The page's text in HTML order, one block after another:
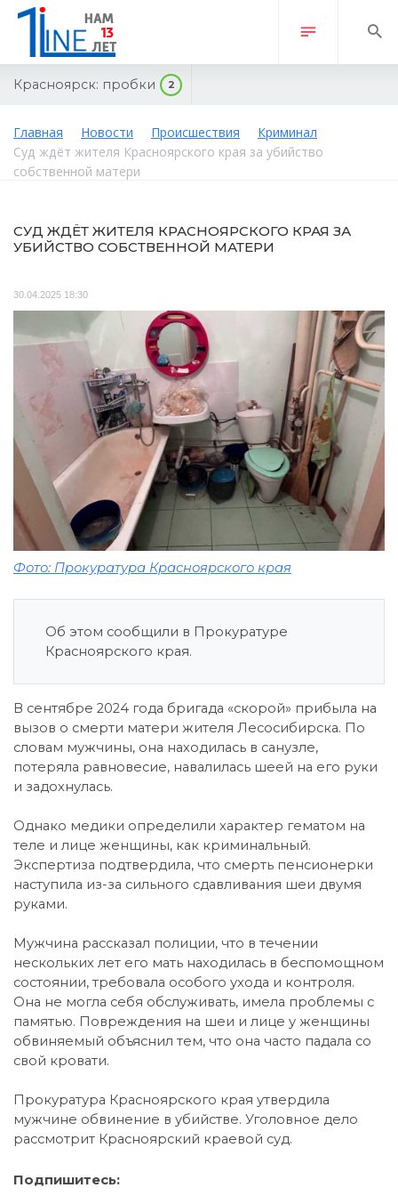
Красноярск: пробки 2
Главная Новости Происшествия
Криминал
Суд ждёт жителя Красноярского края за убийство
собственной матери
СУД ЖДЁТ ЖИТЕЛЯ КРАСНОЯРСКОГО КРАЯ ЗА
УБИЙСТВО СОБСТВЕННОЙ МАТЕРИ
30.04.2025 18:30
Фото: Прокуратура Красноярского края
Об этом сообщили в Прокуратуре
Красноярского края.
В сентябре 2024 года бригада «скорой» прибыла на
вызов о смерти матери жителя Лесосибирска. По
словам мужчины, она находилась в санузле,
потеряла равновесие, навалилась шеей на его руки
и задохнулась.
Однако медики определили характер гематом на
теле и лице женщины, как криминальный.
Экспертиза подтвердила, что смерть пенсионерки
наступила из-за сильного сдавливания шеи двумя
руками.
Мужчина рассказал полиции, что в течении
нескольких лет его мать находилась в беспомощном
состоянии, требовала особого ухода и контроля.
Она не могла себя обслуживать, имела проблемы с
памятью. Повреждения на шеи и лице у женщины
обвиняемый объяснил тем, что она часто падала со
свой кровати.
Прокуратура Красноярского края утвердила
мужчине обвинение в убийстве. Уголовное дело
рассмотрит Красноярский краевой суд.
Подпишитесь: